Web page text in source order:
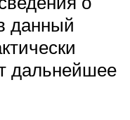
данный
дальнейшее